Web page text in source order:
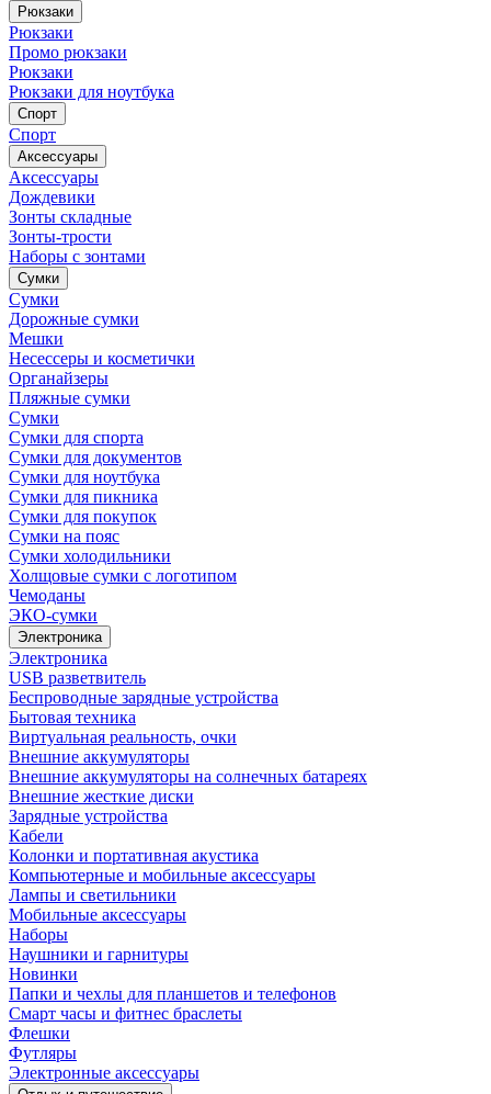
Рюкзаки
Рюкзаки
Промо рюкзаки
Рюкзаки
Рюкзаки для ноутбука
Спорт
Спорт
Аксессуары
Аксессуары
Дождевики
Зонты складные
Зонты-трости
Наборы с зонтами
Сумки
Сумки
Дорожные сумки
Мешки
Несессеры и косметички
Органайзеры
Пляжные сумки
Сумки
Сумки для спорта
Сумки для документов
Сумки для ноутбука
Сумки для пикника
Сумки для покупок
Сумки на пояс
Сумки холодильники
Холщовые сумки с логотипом
Чемоданы
ЭКО-сумки
Электроника
Электроника
USB разветвитель
Беспроводные зарядные устройства
Бытовая техника
Виртуальная реальность, очки
Внешние аккумуляторы
Внешние аккумуляторы на солнечных батареях
Внешние жесткие диски
Зарядные устройства
Кабели
Колонки и портативная акустика
Компьютерные и мобильные аксессуары
Лампы и светильники
Мобильные аксессуары
Наборы
Наушники и гарнитуры
Новинки
Папки и чехлы для планшетов и телефонов
Смарт часы и фитнес браслеты
Флешки
Футляры
Электронные аксессуары